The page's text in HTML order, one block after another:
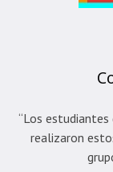
“Los estudiantes
realizaron